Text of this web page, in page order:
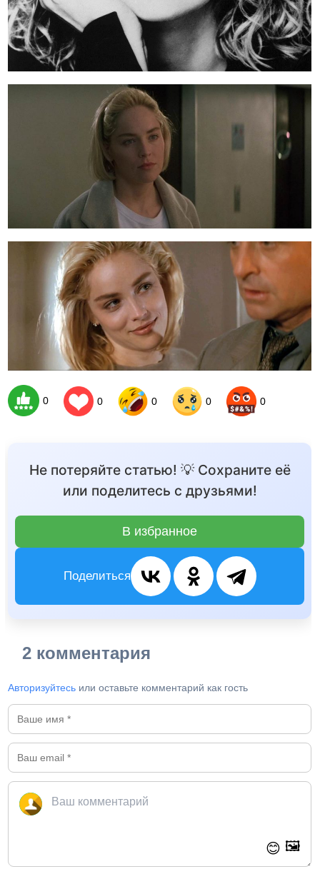
0 0 0 0 0
Не потеряйте статью! 💡 Сохраните её
или поделитесь с друзьями!
В избранное
Поделиться
2 комментария
Авторизуйтесь или оставьте комментарий как гость
😊 🖼️